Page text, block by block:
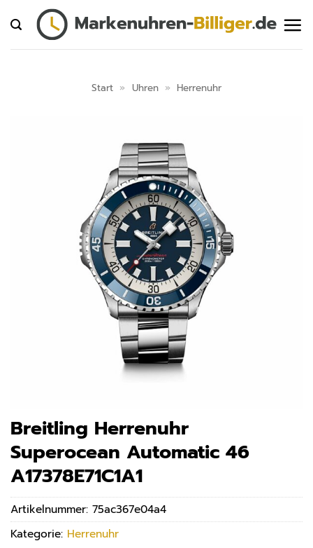
Inhalt
springen
Start » Uhren » Herrenuhr
Breitling Herrenuhr
Superocean Automatic 46
A17378E71C1A1
Artikelnummer: 75ac367e04a4
Kategorie: Herrenuhr